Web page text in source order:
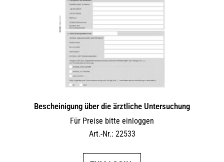
Bescheinigung über die ärztliche Untersuchung
Für Preise bitte einloggen
Art.-Nr.: 22533